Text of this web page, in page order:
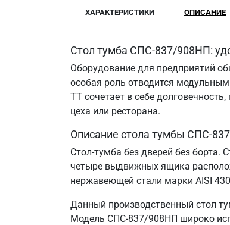
ХАРАКТЕРИСТИКИ ОПИСАНИЕ
Стол тумба СПС-837/908НП:
Оборудование для предприятий
особая роль отводится
ТТ сочетает в себе
цеха или ресторана.
Описание стола тумбы СПС-
Стол-тумба без дверей без
четыре выдвижных ящика
нержавеющей стали марки AISI
Данный производственный стол
Модель СПС-837/908НП широко